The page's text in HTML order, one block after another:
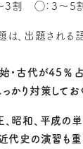
3割 ◯：3〜5
、出題される
・古代が45％占
かり対策してお
昭和、平成の
代史の演習も